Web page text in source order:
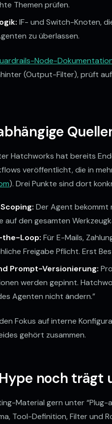
Themen prüfen.
IF- und Switch-Knoten,
zu überlassen.
Node-
(Output-Filter), prüft
Hatchworks hat bereits
veröffentlicht, die in
). Drei Punkte sind dort
Der Agent bekommt
auf den gesamten
the-Loop: Für E-Mails,
Freigabe Pflicht. Erst
Prompt-Versionierung:
werden gepinnt.
Agenten nicht ändern.”
Fokus auf interne
gehört zusammen.
noch trägt
Material gern unter
Tool-Definition, Filter und
KI Agentur Hannover